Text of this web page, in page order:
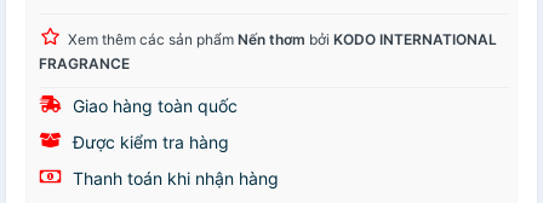
Xem thêm các sản phẩm Nến thơm bởi KODO INTERNATIONAL
FRAGRANCE
Giao hàng toàn quốc
Được kiểm tra hàng
Thanh toán khi nhận hàng